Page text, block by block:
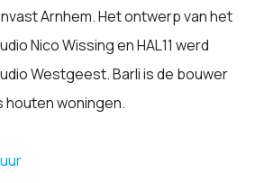
Arnhem. Het ontwerp van het
Nico Wissing en HAL11 werd
Westgeest. Barli is de bouwer
houten woningen.